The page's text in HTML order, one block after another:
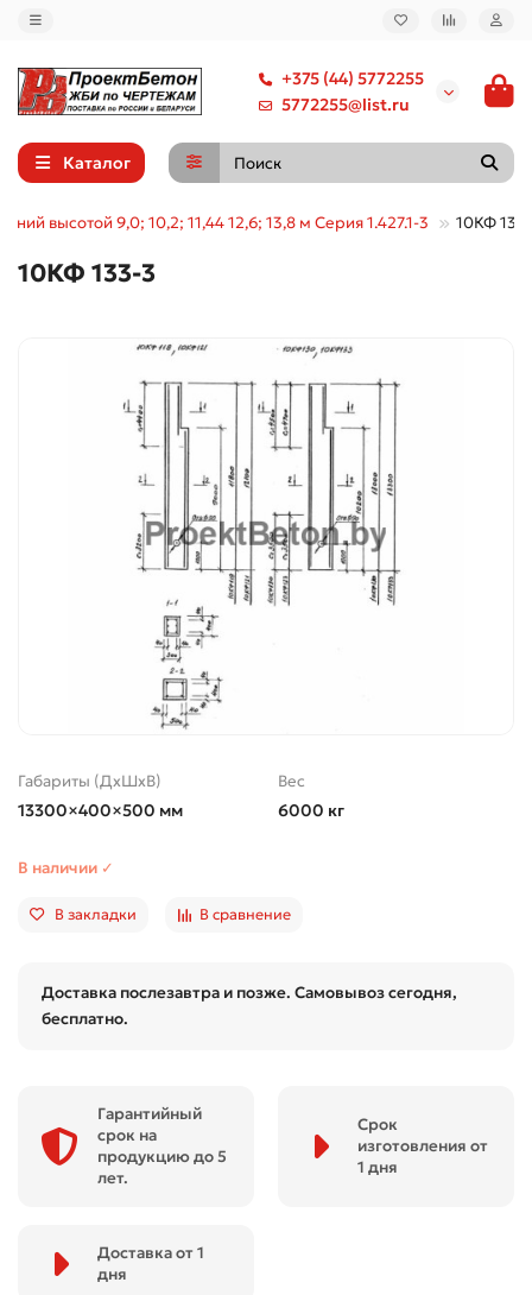
+375 (44) 5772255
5772255@list.ru
Каталог
высотой 9,0; 10,2; 11,44 12,6; 13,8 м Серия 1.427.1-3 10КФ
10КФ 133-3
Габариты (ДхШхВ)
13300×400×500 мм
Вес
6000 кг
В наличии ✓
В закладки В сравнение
Доставка послезавтра и позже. Самовывоз сегодня,
бесплатно.
Гарантийный
срок на
продукцию до 5
лет.
Срок
изготовления от
1 дня
Доставка от 1
дня